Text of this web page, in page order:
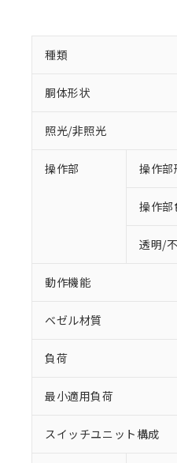
種類
胴体形状
照光/非照光
操作部 操作部
操作部
透明/
動作機能
ベゼル材質
負荷
最小適用負荷
スイッチユニット構成